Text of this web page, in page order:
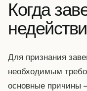
Когда
Для признания
необходимым
основные причины